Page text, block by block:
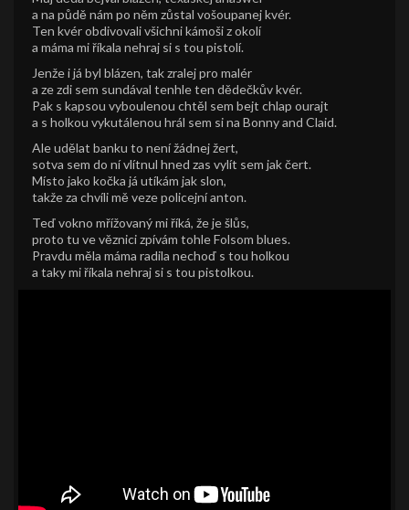
a na půdě nám po něm zůstal vošoupanej kvér.
Ten kvér obdivovali všichni kámoši z okolí
a máma mi říkala nehraj si s tou pistolí.
Jenže i já byl blázen, tak zralej pro malér
a ze zdi sem sundával tenhle ten dědečkův kvér.
Pak s kapsou vyboulenou chtěl sem bejt chlap ourajt
a s holkou vykutálenou hrál sem si na Bonny and Claid.
Ale udělat banku to není žádnej žert,
sotva sem do ní vlítnul hned zas vylít sem jak čert.
Místo jako kočka já utíkám jak slon,
takže za chvíli mě veze policejní anton.
Teď vokno mřížovaný mi říká, že je šlůs,
proto tu ve věznici zpívám tohle Folsom blues.
Pravdu měla máma radila nechoď s tou holkou
a taky mi říkala nehraj si s tou pistolkou.